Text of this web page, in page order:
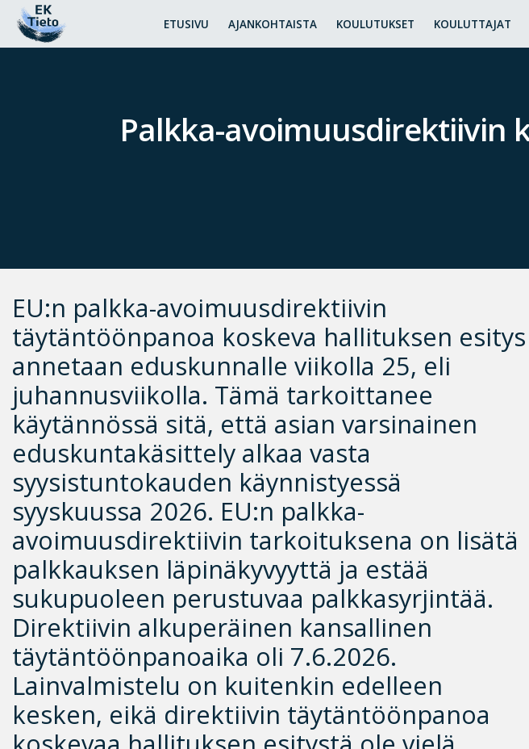
ETUSIVU AJANKOHTAISTA KOULUTUKSET KOULUTTAJAT
Palkka-avoimuusdirektiivin
EU:n palkka-avoimuusdirektiivin
täytäntöönpanoa koskeva hallituksen esitys
annetaan eduskunnalle viikolla 25, eli
juhannusviikolla. Tämä tarkoittanee
käytännössä sitä, että asian varsinainen
eduskuntakäsittely alkaa vasta
syysistuntokauden käynnistyessä
syyskuussa 2026. EU:n palkka-
avoimuusdirektiivin tarkoituksena on lisätä
palkkauksen läpinäkyvyyttä ja estää
sukupuoleen perustuvaa palkkasyrjintää.
Direktiivin alkuperäinen kansallinen
täytäntöönpanoaika oli 7.6.2026.
Lainvalmistelu on kuitenkin edelleen
kesken, eikä direktiivin täytäntöönpanoa